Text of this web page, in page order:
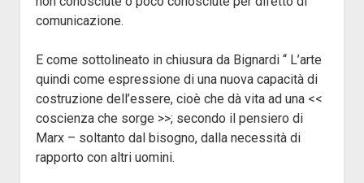
comunicazione.
E come sottolineato in chiusura da Bignardi “ L’arte
quindi come espressione di una nuova capacità di
costruzione dell’essere, cioè che dà vita ad una <<
coscienza che sorge >>; secondo il pensiero di
Marx – soltanto dal bisogno, dalla necessità di
rapporto con altri uomini.